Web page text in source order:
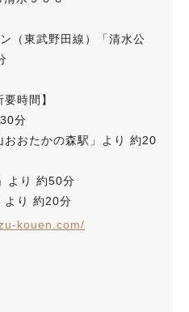
（東武野田線）「清水公
時間】
分
おたかの森駅」より 約20
より 約50分
より 約20分
kouen.com/